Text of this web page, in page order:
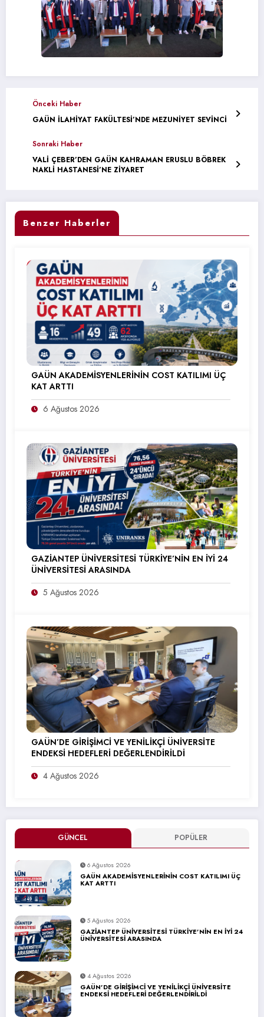
GÜNCEL POPÜLER
6 Ağustos 2026
GAÜN AKADEMİSYENLERİNİN COST KATILIMI ÜÇ
KAT ARTTI
5 Ağustos 2026
GAZİANTEP ÜNİVERSİTESİ TÜRKİYE’NİN EN İYİ 24
ÜNİVERSİTESİ ARASINDA
4 Ağustos 2026
GAÜN’DE GİRİŞİMCİ VE YENİLİKÇİ ÜNİVERSİTE
ENDEKSİ HEDEFLERİ DEĞERLENDİRİLDİ
Önceki Haber
GAÜN İLAHİYAT FAKÜLTESİ’NDE MEZUNİYET SEVİNCİ
Sonraki Haber
VALİ ÇEBER’DEN GAÜN KAHRAMAN ERUSLU BÖBREK
NAKLİ HASTANESİ’NE ZİYARET
Benzer Haberler
GAÜN AKADEMİSYENLERİNİN COST KATILIMI ÜÇ
KAT ARTTI
6 Ağustos 2026
GAZİANTEP ÜNİVERSİTESİ TÜRKİYE’NİN EN İYİ 24
ÜNİVERSİTESİ ARASINDA
5 Ağustos 2026
GAÜN’DE GİRİŞİMCİ VE YENİLİKÇİ ÜNİVERSİTE
ENDEKSİ HEDEFLERİ DEĞERLENDİRİLDİ
4 Ağustos 2026